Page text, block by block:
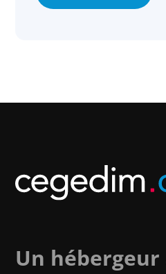
Un hébergeur